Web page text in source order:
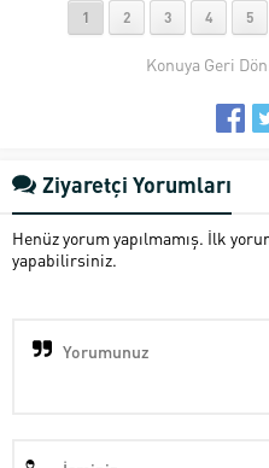
1 2 3 4 5
Konuya Geri
Ziyaretçi Yorumları
Henüz yorum yapılmamış. İlk
yapabilirsiniz.